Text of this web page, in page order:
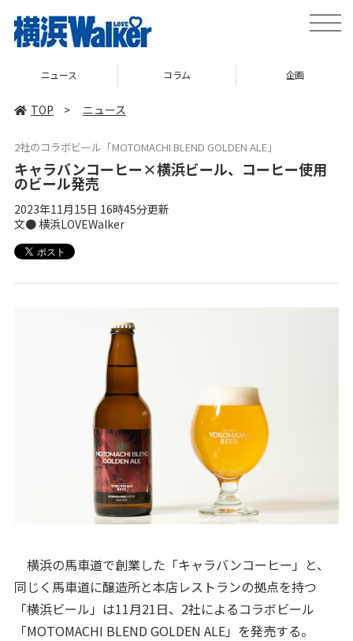
toggle
ニュース コラム 企画
TOP > ニュース
2社のコラボビール「MOTOMACHI BLEND GOLDEN ALE」
キャラバンコーヒー×横浜ビール、コーヒー使用
のビール発売
2023年11月15日 16時45分更新
文● 横浜LOVEWalker
横浜の馬車道で創業した「キャラバンコーヒー」と、
同じく馬車道に醸造所と本店レストランの拠点を持つ
「横浜ビール」は11月21日、2社によるコラボビール
「MOTOMACHI BLEND GOLDEN ALE」を発売する。